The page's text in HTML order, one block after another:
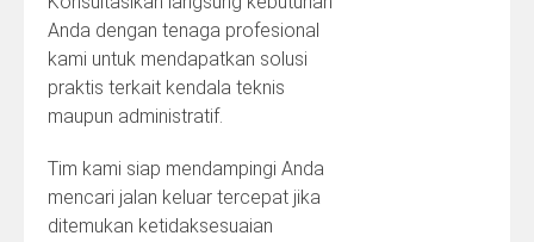
Anda dengan tenaga profesional
kami untuk mendapatkan solusi
praktis terkait kendala teknis
maupun administratif.
Tim kami siap mendampingi Anda
mencari jalan keluar tercepat jika
ditemukan ketidaksesuaian